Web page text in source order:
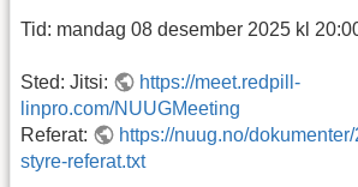
Tid: mandag 08 desember 2025 kl
Sted: Jitsi:
https://meet.redpill-
linpro.com/NUUGMeeting
Referat:
https://nuug.no/
styre-referat.txt